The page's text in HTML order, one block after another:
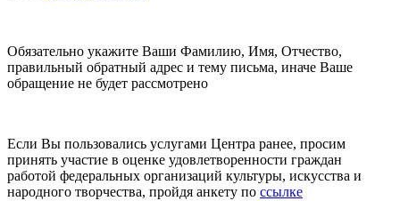
Обязательно укажите Ваши Фамилию, Имя, Отчество,
правильный обратный адрес и тему письма, иначе Ваше
обращение не будет рассмотрено
Если Вы пользовались услугами Центра ранее, просим
принять участие в оценке удовлетворенности граждан
работой федеральных организаций культуры, искусства и
народного творчества, пройдя анкету по ссылке